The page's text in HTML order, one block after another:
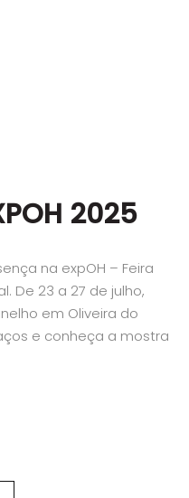
2025
na expOH – Feira
De 23 a 27 de julho,
em Oliveira do
e conheça a mostra